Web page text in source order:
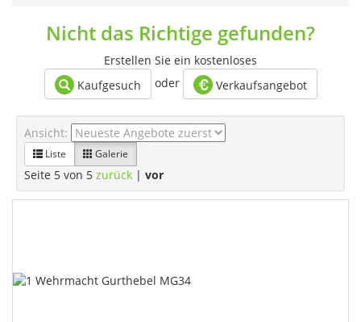
Nicht das Richtige gefunden?
Erstellen Sie ein kostenloses
Kaufgesuch
oder Verkaufsangebot
Ansicht:
Liste Galerie
Seite 5 von 5 zurück | vor